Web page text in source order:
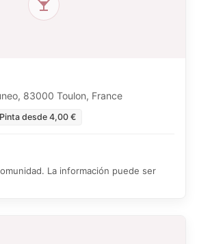
83000 Toulon, France
Pinta desde 4,00 €
La información puede ser